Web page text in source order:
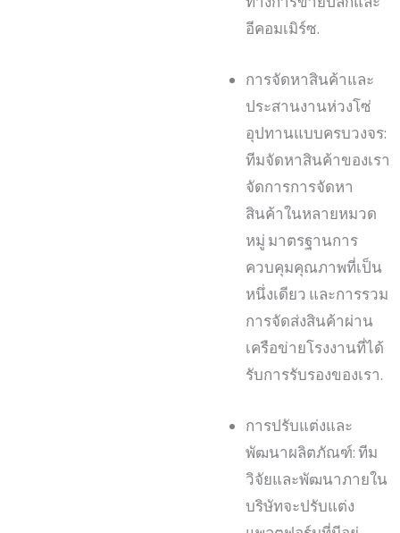
อีคอมเมิร์ซ.
การจัดหาสินค้าและ
ประสานงานห่วงโซ่
อุปทานแบบครบวงจร:
ทีมจัดหาสินค้าของเรา
จัดการการจัดหา
สินค้าในหลายหมวด
หมู่ มาตรฐานการ
ควบคุมคุณภาพที่เป็น
หนึ่งเดียว และการรวม
การจัดส่งสินค้าผ่าน
เครือข่ายโรงงานที่ได้
รับการรับรองของเรา.
การปรับแต่งและ
พัฒนาผลิตภัณฑ์: ทีม
วิจัยและพัฒนาภายใน
บริษัทจะปรับแต่ง